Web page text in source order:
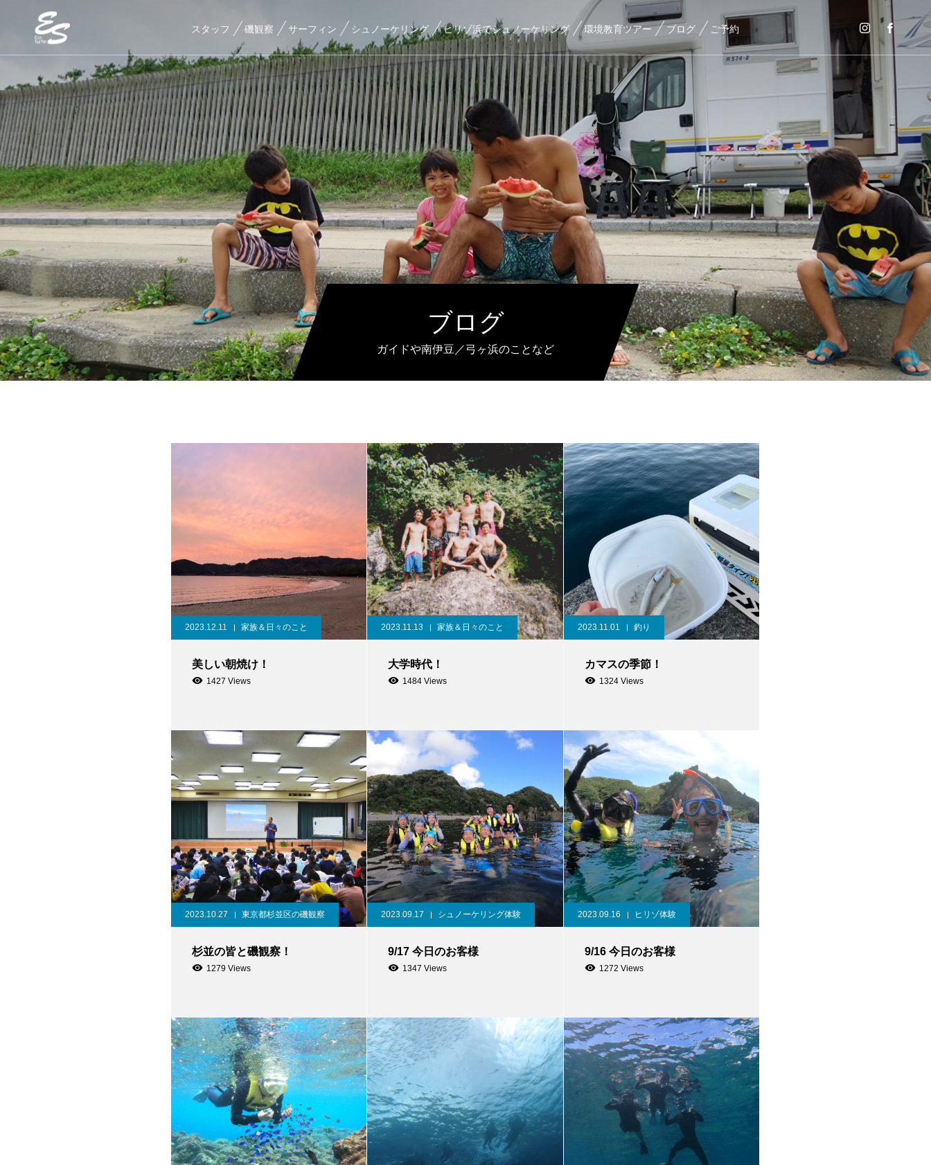
スタッフ 磯観察 サーフィン シュノーケリング ヒリゾ浜でシュノーケリング 環境教育ツアー ブログ ご予約
ブログ
ガイドや南伊豆／弓ヶ浜のことなど
2023.12.11 家族＆日々のこと
美しい朝焼け！
1427 Views
2023.11.13 家族＆日々のこと
大学時代！
1484 Views
2023.11.01 釣り
カマスの季節！
1324 Views
2023.10.27 東京都杉並区の磯観察
杉並の皆と磯観察！
1279 Views
2023.09.17 シュノーケリング体験
9/17 今日のお客様
1347 Views
2023.09.16 ヒリゾ体験
9/16 今日のお客様
1272 Views